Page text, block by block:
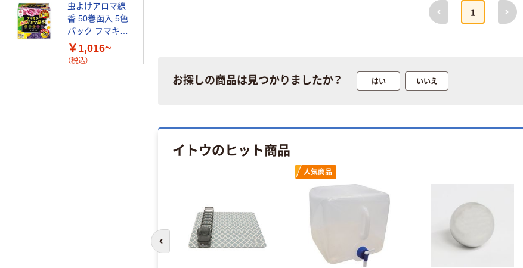
前へ
1
次へ
お探しの商品は見つかりましたか？ はい いいえ
イトウのヒット商品
人気商品
前のスライドへ
虫よけアロマ線
香 50巻函入 5色
パック フマキラ
ー
￥1,016~
（税込）